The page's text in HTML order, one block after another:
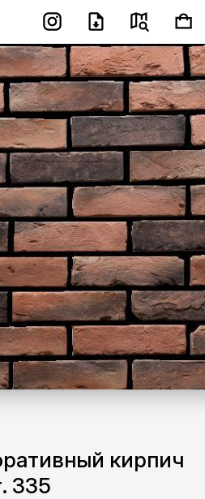
кирпич
335